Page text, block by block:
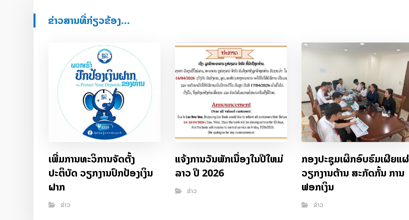
ຂ່າວສານທີ່ກ່ຽວຂ້ອງ...
ເພີ່ມການທະວິການຈັດຕັ້ງ
ປະຕິບັດ ວຽກງານປົກປ້ອງເງິນ
ຝາກ
ຂ່າວ
ແຈ້ງການວັນພັກເນື່ອງໃນປີໃຫມ່
ລາວ ປີ 2026
ຂ່າວ
ກອງປະຊຸມເຜິກອົບຮົມເຜີຍແຜ່
ວຽກງານຕ້ານ ສະກັດກັ້ນ ການ
ຟອກເງິນ
ຂ່າວ